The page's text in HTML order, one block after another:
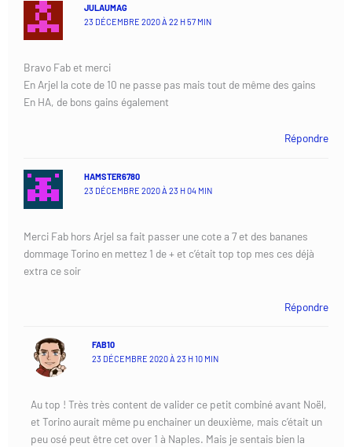
JULAUMAG
23 DÉCEMBRE 2020 À 22 H 57 MIN
Bravo Fab et merci
En Arjel la cote de 10 ne passe pas mais tout de même des gains
En HA, de bons gains également
Répondre
HAMSTER6780
23 DÉCEMBRE 2020 À 23 H 04 MIN
Merci Fab hors Arjel sa fait passer une cote a 7 et des bananes
dommage Torino en mettez 1 de + et c’était top top mes ces déjà
extra ce soir
Répondre
FAB10
23 DÉCEMBRE 2020 À 23 H 10 MIN
Au top ! Très très content de valider ce petit combiné avant Noël,
et Torino aurait même pu enchainer un deuxième, mais c’était un
peu osé peut être cet over 1 à Naples. Mais je sentais bien la